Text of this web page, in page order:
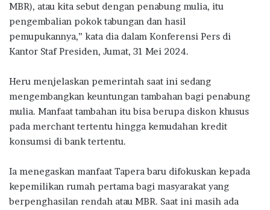
MBR), atau kita sebut dengan penabung mulia, itu
pengembalian pokok tabungan dan hasil
pemupukannya,” kata dia dalam Konferensi Pers di
Kantor Staf Presiden, Jumat, 31 Mei 2024.
Heru menjelaskan pemerintah saat ini sedang
mengembangkan keuntungan tambahan bagi penabung
mulia. Manfaat tambahan itu bisa berupa diskon khusus
pada merchant tertentu hingga kemudahan kredit
konsumsi di bank tertentu.
Ia menegaskan manfaat Tapera baru difokuskan kepada
kepemilikan rumah pertama bagi masyarakat yang
berpenghasilan rendah atau MBR. Saat ini masih ada